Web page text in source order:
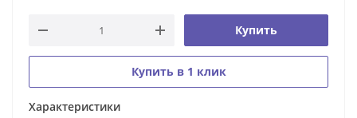
Купить
Купить в 1 клик
Характеристики